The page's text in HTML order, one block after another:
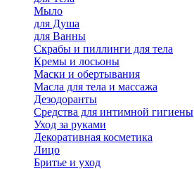
Мыло
для Душа
для Ванны
Скрабы и пиллинги для тела
Кремы и лосьоны
Маски и обертывания
Масла для тела и массажа
Дезодоранты
Средства для интимной гигиены
Уход за руками
Декоративная косметика
Лицо
Бритье и уход